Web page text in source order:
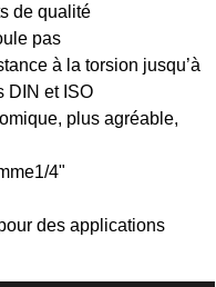
de qualité
pas
à la torsion jusqu’à
DIN et ISO
plus agréable,
4"
des applications